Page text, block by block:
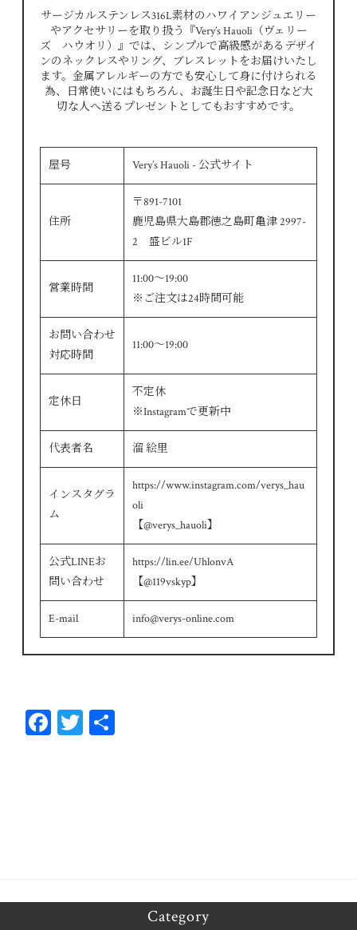
サージカルステンレス316L素材のハワイアンジュエリー
やアクセサリーを取り扱う『Very’s Hauoli（ヴェリー
ズ ハウオリ）』では、シンプルで高級感があるデザイ
ンのネックレスやリング、ブレスレットをお届けいたし
ます。金属アレルギーの方でも安心して身に付けられる
為、日常使いにはもちろん、お誕生日や記念日など大
切な人へ送るプレゼントとしてもおすすめです。
屋号 Very’s Hauoli - 公式サイト
住所
〒891-7101
鹿児島県大島郡徳之島町亀津 2997-
2 盛ビル1F
営業時間
11:00～19:00
※ご注文は24時間可能
お問い合わせ
対応時間
11:00～19:00
定休日
不定休
※Instagramで更新中
代表者名 溜 絵里
インスタグラ
ム
https://www.instagram.com/verys_hau
oli
【@verys_hauoli】
公式LINEお
問い合わせ
https://lin.ee/UhlonvA
【@119vskyp】
E-mail info@verys-online.com
Fa T
Category